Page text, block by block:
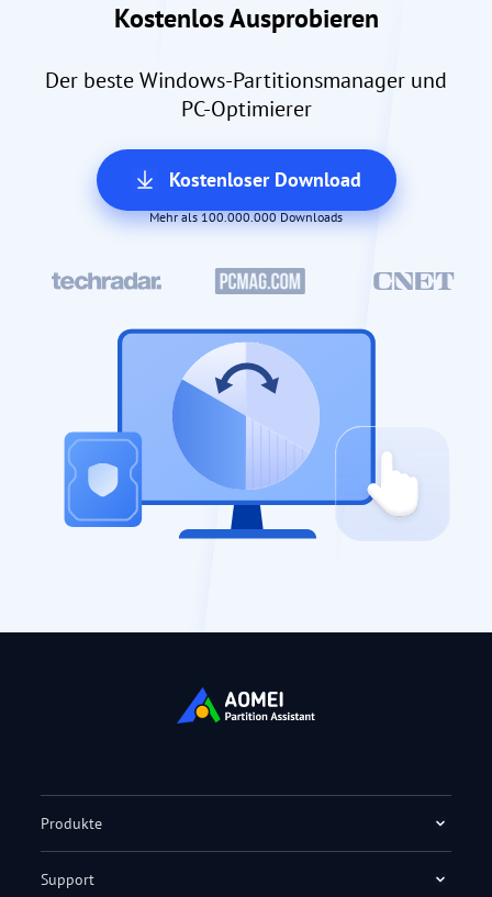
Kostenlos Ausprobieren
Der beste Windows-Partitionsmanager und
PC-Optimierer
Kostenloser Download
Mehr als 100.000.000 Downloads
Produkte
Support